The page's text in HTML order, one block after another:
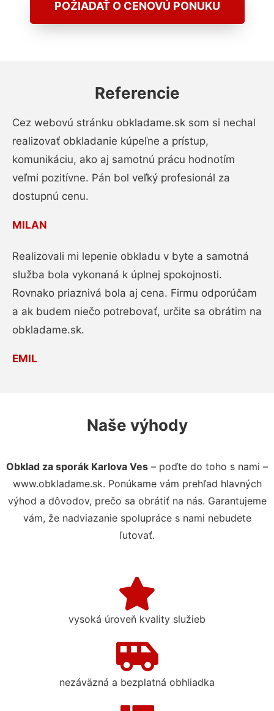
POŽIADAŤ O CENOVÚ PONUKU
Referencie
Cez webovú stránku obkladame.sk som si nechal
realizovať obkladanie kúpeľne a prístup,
komunikáciu, ako aj samotnú prácu hodnotím
veľmi pozitívne. Pán bol veľký profesionál za
dostupnú cenu.
MILAN
Realizovali mi lepenie obkladu v byte a samotná
služba bola vykonaná k úplnej spokojnosti.
Rovnako priaznivá bola aj cena. Firmu odporúčam
a ak budem niečo potrebovať, určite sa obrátim na
obkladame.sk.
EMIL
Naše výhody
Obklad za sporák Karlova Ves – poďte do toho s nami –
www.obkladame.sk. Ponúkame vám prehľad hlavných
výhod a dôvodov, prečo sa obrátiť na nás. Garantujeme
vám, že nadviazanie spolupráce s nami nebudete
ľutovať.
vysoká úroveň kvality služieb
nezáväzná a bezplatná obhliadka